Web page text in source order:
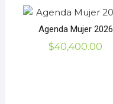
Agenda Mujer 2026
$40,400.00